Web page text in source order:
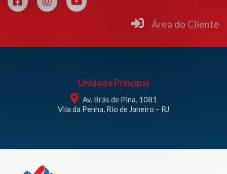
Área do Cliente
Unidade Principal
Av. Brás de Pina, 1081
Vila da Penha, Rio de Janeiro – RJ